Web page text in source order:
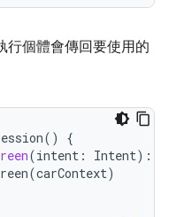
行個體會傳回要使用的
()
{
(intent : Intent):
(carContext)